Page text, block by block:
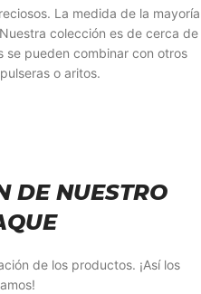
La medida de la mayoría
colección es de cerca de
se pueden combinar con otros
o aritos.
DE NUESTRO
de los productos. ¡Así los